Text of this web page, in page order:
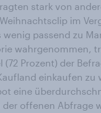
stark von
im
wenig passend zu
wahrgenommen,
(72 Prozent) der
einkaufen zu
eine
der offenen Abfrage